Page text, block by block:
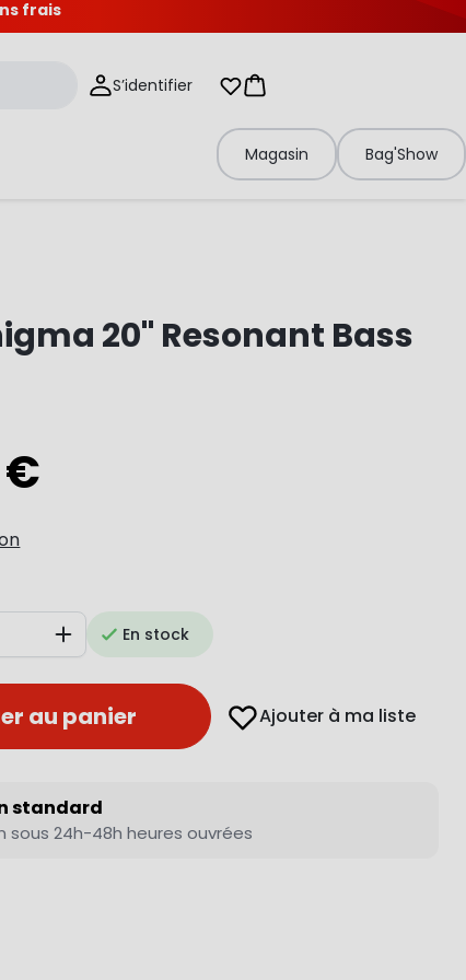
frais
S’identifier Mes listes d'envies
Panier
Magasin Bag'Show
20" Resonant Bass
AugmenterEn stock
au panier Ajouter à ma liste
standard
sous 24h-48h heures ouvrées